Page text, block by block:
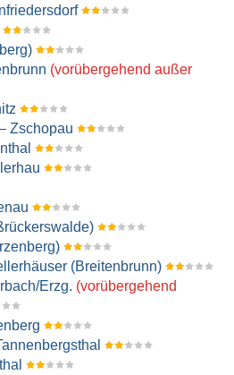
(vorübergehend außer
Zschopau
(Breitenbrunn)
​Erzg. (vorübergehend